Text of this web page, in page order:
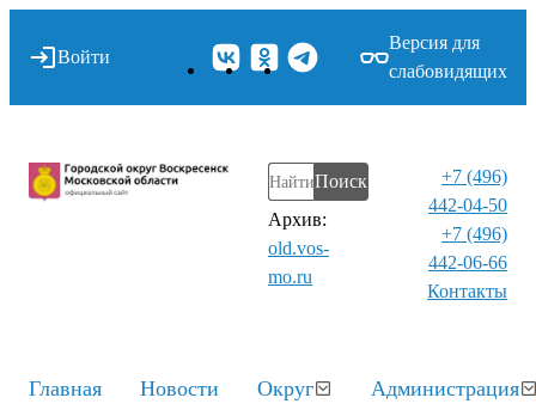
Войти
Версия для
слабовидящих
Поиск
Архив:
old.vos-
mo.ru
+7 (496)
442-04-50
+7 (496)
442-06-66
Контакты⁠
Главная Новости Округ Администрация